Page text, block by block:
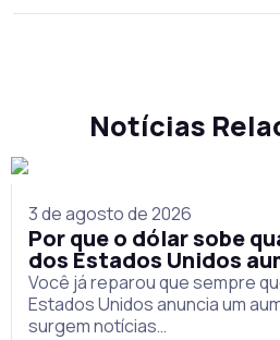
Notícias
3 de agosto de 2026
Por que o dólar sobe
dos Estados Unidos
Você já reparou que sempre
Estados Unidos anuncia um
surgem notícias…